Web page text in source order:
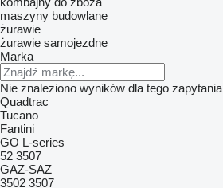
maszyny budowlane
żurawie
żurawie samojezdne
Marka
Nie znaleziono wyników dla tego zapytania
Quadtrac
Tucano
Fantini
GO L-series
52 3507
GAZ-SAZ
3502 3507